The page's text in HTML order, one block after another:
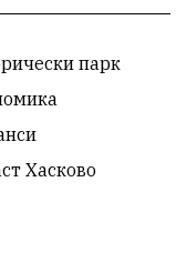
Иво Димов
общество
парк
Хасково